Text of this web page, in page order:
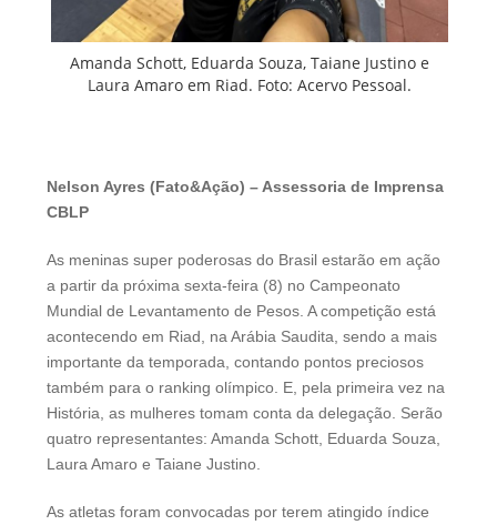
Amanda Schott, Eduarda Souza, Taiane Justino e
Laura Amaro em Riad. Foto: Acervo Pessoal.
Nelson Ayres (Fato&Ação) – Assessoria de Imprensa
CBLP
As meninas super poderosas do Brasil estarão em ação
a partir da próxima sexta-feira (8) no Campeonato
Mundial de Levantamento de Pesos. A competição está
acontecendo em Riad, na Arábia Saudita, sendo a mais
importante da temporada, contando pontos preciosos
também para o ranking olímpico. E, pela primeira vez na
História, as mulheres tomam conta da delegação. Serão
quatro representantes: Amanda Schott, Eduarda Souza,
Laura Amaro e Taiane Justino.
As atletas foram convocadas por terem atingido índice